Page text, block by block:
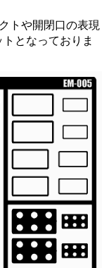
トや開閉口の表現
となっておりま